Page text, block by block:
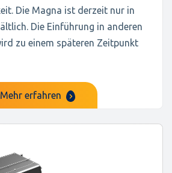
Die Magna ist derzeit nur in
Die Einführung in anderen
zu einem späteren Zeitpunkt
Mehr erfahren